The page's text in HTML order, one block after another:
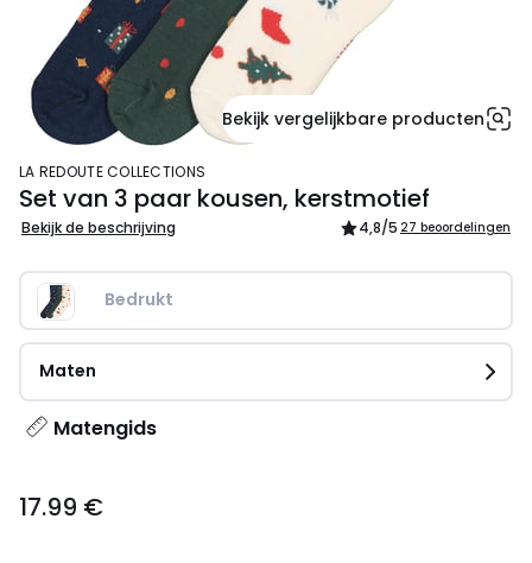
Bekijk vergelijkbare producten
LA REDOUTE COLLECTIONS
Set van 3 paar kousen, kerstmotief
Bekijk de beschrijving 4,8/5 27 beoordelingen
Bedrukt
Maten
Matengids
€.
17.99 €